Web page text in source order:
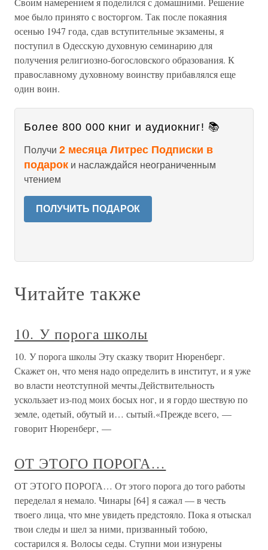
мое было принято с восторгом. Так после покаяния
осенью 1947 года, сдав вступительные экзамены, я
поступил в Одесскую духовную семинарию для
получения религиозно-богословского образования. К
православному духовному воинству прибавлялся еще
один воин.
Более 800 000 книг и аудиокниг! 📚
Получи 2 месяца Литрес Подписки в
подарок и наслаждайся неограниченным
чтением
ПОЛУЧИТЬ ПОДАРОК
Читайте также
10. У порога школы
10. У порога школы Эту сказку творит Нюренберг.
Скажет он, что меня надо определить в институт, и я уже
во власти неотступной мечты.Действительность
ускользает из-под моих босых ног, и я гордо шествую по
земле, одетый, обутый и… сытый.«Прежде всего, —
говорит Нюренберг, —
ОТ ЭТОГО ПОРОГА…
ОТ ЭТОГО ПОРОГА… От этого порога до того работы
переделал я немало. Чинары [64] я сажал — в честь
твоего лица, что мне увидеть предстояло. Пока я отыскал
твои следы и шел за ними, призванный тобою,
состарился я. Волосы седы. Ступни мои изнурены